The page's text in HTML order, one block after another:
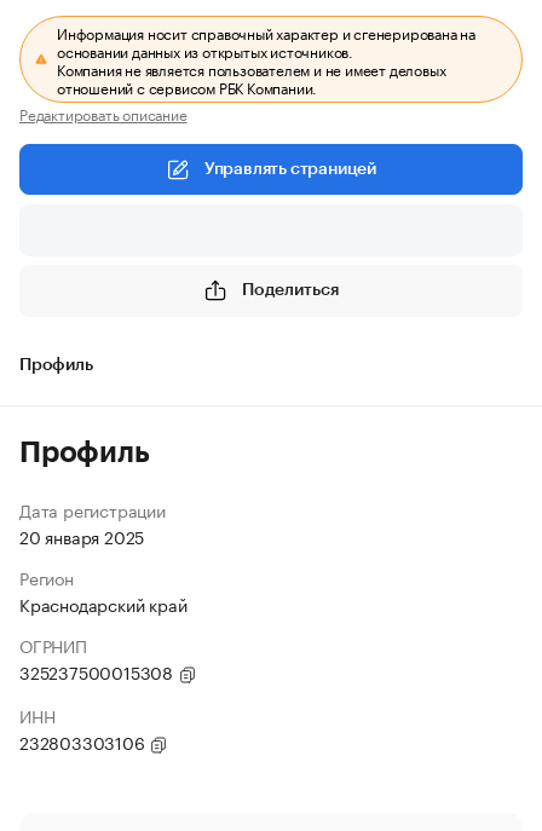
Информация носит справочный характер и сгенерирована на
основании данных из открытых источников.
Компания не является пользователем и не имеет деловых
отношений с сервисом РБК Компании.
Редактировать описание
Управлять страницей
Поделиться
Профиль
Профиль
Дата регистрации
20 января 2025
Регион
Краснодарский край
ОГРНИП
325237500015308
ИНН
232803303106